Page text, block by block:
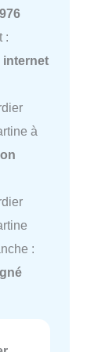
:
internet
à
: